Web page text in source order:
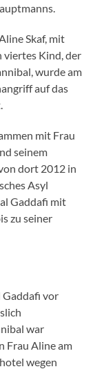
Skaf, mit
viertes Kind, der
wurde am
auf das
mit Frau
seinem
dort 2012 in
Asyl
Gaddafi mit
zu seiner
vor
war
Frau Aline am
wegen